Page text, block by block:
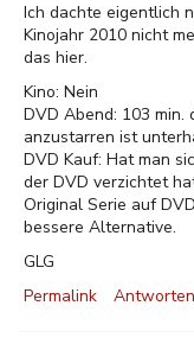
Ich dachte eigentlich
Kinojahr 2010 nicht
das hier.
Kino: Nein
DVD Abend: 103
anzustarren ist
DVD Kauf: Hat man
der DVD verzichtet
Original Serie auf
bessere Alternative.
GLG
Permalink
Antworten